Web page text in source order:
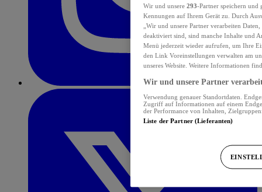
Wir und unsere 293-Partner speichern und
Kennungen auf Ihrem Gerät zu. Durch
„Wir und unsere Partner verarbeiten
deaktiviert sind, sind manche Inhalte und
Menü jederzeit wieder aufrufen, um Ihre
den Link Voreinstellungen verwalten am
unseres Website. Weitere Informationen
Wir und unsere Partner
Verwendung genauer Standortdaten.
Zugriff auf Informationen auf einem
der Performance von Inhalten,
Liste der Partner (Lieferanten)